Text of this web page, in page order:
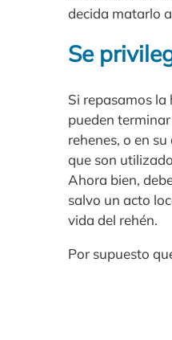
decida matarlo
Se
Si repasamos
pueden
rehenes, o en
que son
Ahora bien,
salvo un acto
vida del rehén.
Por supuesto